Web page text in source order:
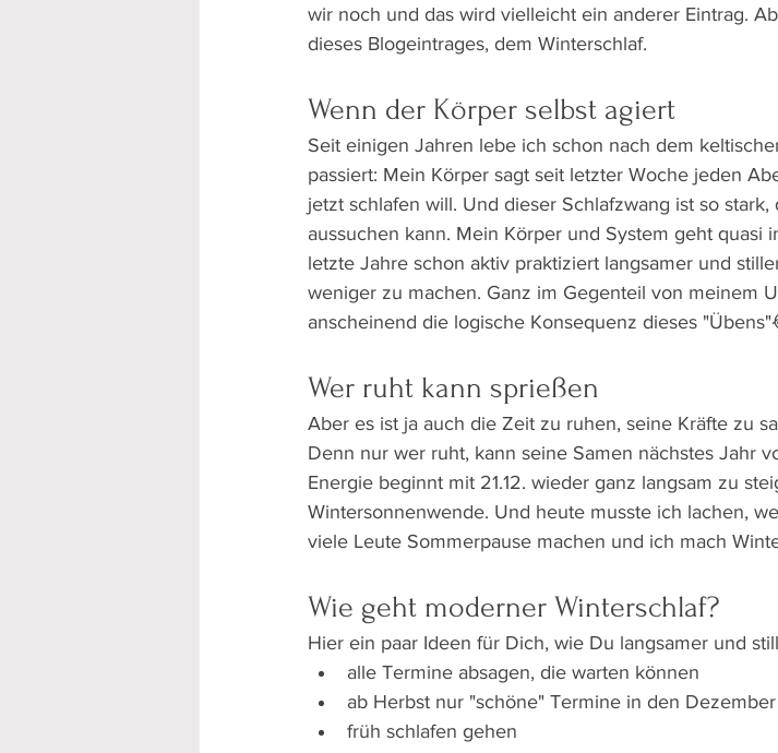
wir noch und das wird vielleicht ein anderer Eintrag.
dieses Blogeintrages, dem Winterschlaf.
Wenn der Körper selbst agiert
Seit einigen Jahren lebe ich schon nach dem
passiert: Mein Körper sagt seit letzter Woche jeden
jetzt schlafen will. Und dieser Schlafzwang ist so
aussuchen kann. Mein Körper und System geht quasi
letzte Jahre schon aktiv praktiziert langsamer und
weniger zu machen. Ganz im Gegenteil von meinem
anscheinend die logische Konsequenz dieses
Wer ruht kann sprießen
Aber es ist ja auch die Zeit zu ruhen, seine Kräfte zu
Denn nur wer ruht, kann seine Samen nächstes Jahr
Energie beginnt mit 21.12. wieder ganz langsam zu
Wintersonnenwende. Und heute musste ich lachen,
viele Leute Sommerpause machen und ich mach
Wie geht moderner Winterschlaf?
Hier ein paar Ideen für Dich, wie Du langsamer und
alle Termine absagen, die warten können
ab Herbst nur "schöne" Termine in den
früh schlafen gehen